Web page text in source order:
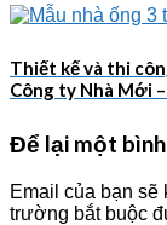
Thiết kế và thi
Công ty Nhà Mới
Để lại một
Email của bạn
trường bắt buộc